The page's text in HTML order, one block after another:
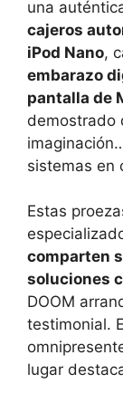
una
cajeros
iPod Nano,
embarazo
pantalla de
demostrado
sistemas en
Estas
comparten
soluciones
DOOM
testimonial.
lugar